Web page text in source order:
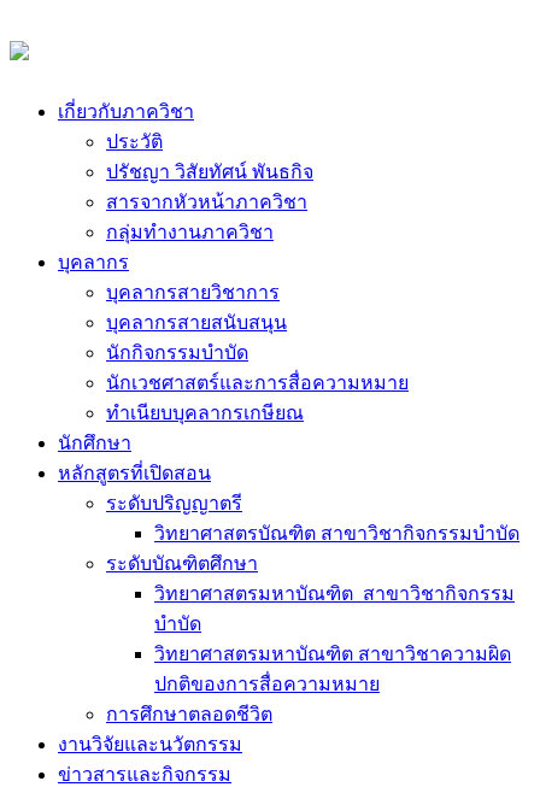
เกี่ยวกับภาควิชา
ประวัติ
ปรัชญา วิสัยทัศน์ พันธกิจ
สารจากหัวหน้าภาควิชา
กลุ่มทำงานภาควิชา
บุคลากร
บุคลากรสายวิชาการ
บุคลากรสายสนับสนุน
นักกิจกรรมบำบัด
นักเวชศาสตร์และการสื่อความหมาย
ทำเนียบบุคลากรเกษียณ
นักศึกษา
หลักสูตรที่เปิดสอน
ระดับปริญญาตรี
วิทยาศาสตรบัณฑิต สาขาวิชากิจกรรมบำบัด
ระดับบัณฑิตศึกษา
วิทยาศาสตรมหาบัณฑิต สาขาวิชากิจกรรม
บำบัด
วิทยาศาสตรมหาบัณฑิต สาขาวิชาความผิด
ปกติของการสื่อความหมาย
การศึกษาตลอดชีวิต
งานวิจัยและนวัตกรรม
ข่าวสารและกิจกรรม